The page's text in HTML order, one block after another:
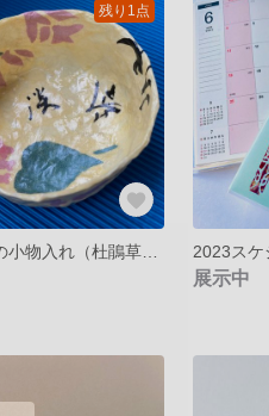
残り1点
展示中